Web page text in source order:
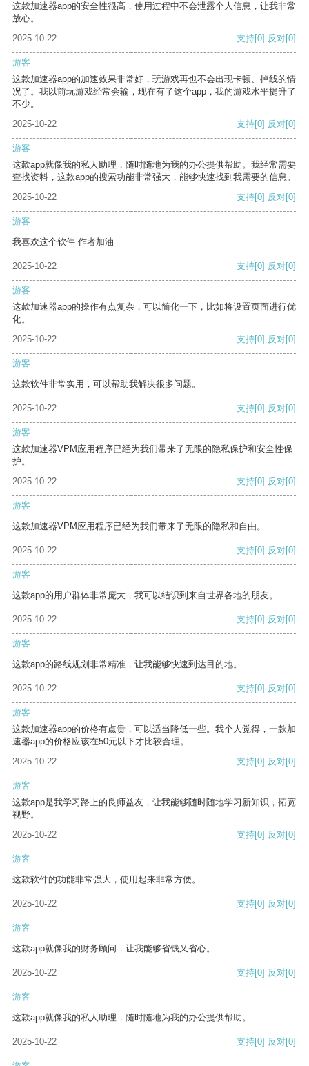
这款加速器app的安全性很高，使用过程中不会泄露个人信息，让我非常
放心。
2025-10-22
支持[0] 反对[0]
游客
这款加速器app的加速效果非常好，玩游戏再也不会出现卡顿、掉线的情
况了。我以前玩游戏经常会输，现在有了这个app，我的游戏水平提升了
不少。
2025-10-22
支持[0] 反对[0]
游客
这款app就像我的私人助理，随时随地为我的办公提供帮助。我经常需要
查找资料，这款app的搜索功能非常强大，能够快速找到我需要的信息。
2025-10-22
支持[0] 反对[0]
游客
我喜欢这个软件 作者加油
2025-10-22 支持[0] 反对[0]
游客
这款加速器app的操作有点复杂，可以简化一下，比如将设置页面进行优
化。
2025-10-22
支持[0] 反对[0]
游客
这款软件非常实用，可以帮助我解决很多问题。
2025-10-22 支持[0] 反对[0]
游客
这款加速器VPM应用程序已经为我们带来了无限的隐私保护和安全性保
护。
2025-10-22
支持[0] 反对[0]
游客
这款加速器VPM应用程序已经为我们带来了无限的隐私和自由。
2025-10-22 支持[0] 反对[0]
游客
这款app的用户群体非常庞大，我可以结识到来自世界各地的朋友。
2025-10-22 支持[0] 反对[0]
游客
这款app的路线规划非常精准，让我能够快速到达目的地。
2025-10-22 支持[0] 反对[0]
游客
这款加速器app的价格有点贵，可以适当降低一些。我个人觉得，一款加
速器app的价格应该在50元以下才比较合理。
2025-10-22
支持[0] 反对[0]
游客
这款app是我学习路上的良师益友，让我能够随时随地学习新知识，拓宽
视野。
2025-10-22
支持[0] 反对[0]
游客
这款软件的功能非常强大，使用起来非常方便。
2025-10-22 支持[0] 反对[0]
游客
这款app就像我的财务顾问，让我能够省钱又省心。
2025-10-22 支持[0] 反对[0]
游客
这款app就像我的私人助理，随时随地为我的办公提供帮助。
2025-10-22 支持[0] 反对[0]